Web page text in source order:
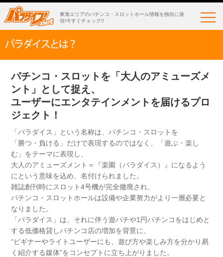
東海エリアのパチンコ・スロットホール情報を独自に発
信!今すぐチェック!!
パチンコ・スロットを「大人のアミューズメ
ント」として捉え、
ユーザーにエンタテインメントを届けるプロ
ジェクト！
「パラダイス」という名称は、パチンコ・スロットを
「勝つ・負ける」だけで表現するのではなく、「遊ぶ・楽し
む」をテーマに表現し、
大人のアミューズメント＝『楽園（パラダイス）』になるよう
にという意味を込め、名付けられました。
雑誌創刊時にスロット4号機が完全撤廃され、
パチンコ・スロットホールは設備や企業努力がより一層必要と
なりました。
「パラダイス」は、それに伴う遊パチや1円パチンコをはじめと
する低価格貸しパチンコ店の増加を背景に、
“ビギナーやライトユーザーにも、遊び方や楽しみ方を分かり易
く紹介する媒体”をコンセプトに立ち上がりました。